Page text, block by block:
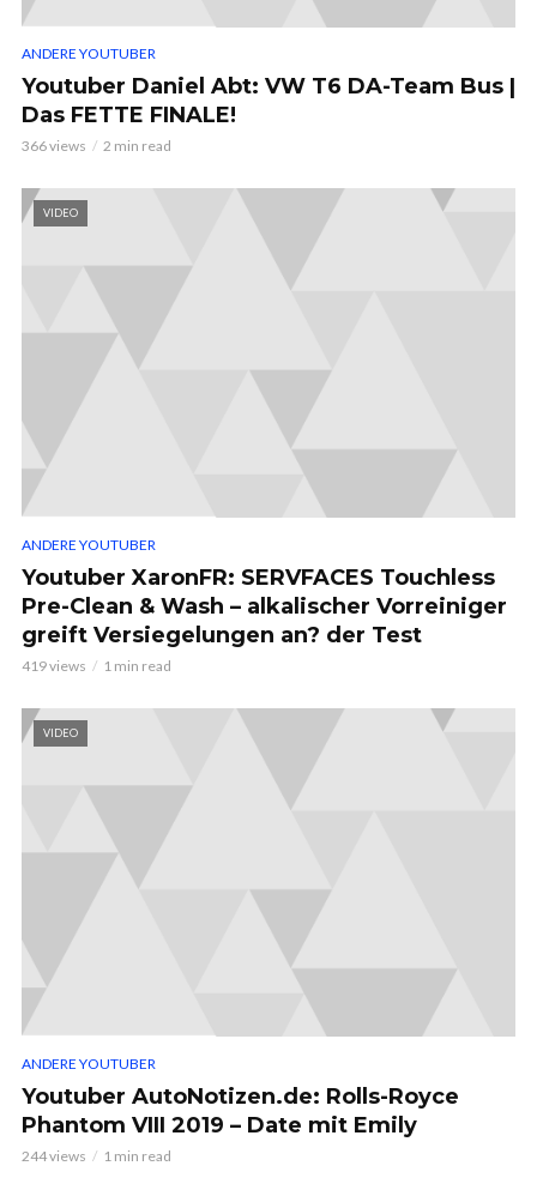
ANDERE YOUTUBER
Youtuber Daniel Abt: VW T6 DA-Team Bus |
Das FETTE FINALE!
366 views 2 min read
VIDEO
ANDERE YOUTUBER
Youtuber XaronFR: SERVFACES Touchless
Pre-Clean & Wash – alkalischer Vorreiniger
greift Versiegelungen an? der Test
419 views 1 min read
VIDEO
ANDERE YOUTUBER
Youtuber AutoNotizen.de: Rolls-Royce
Phantom VIII 2019 – Date mit Emily
244 views 1 min read